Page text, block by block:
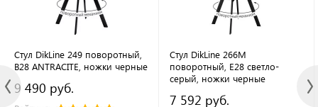
Стул DikLine 249 поворотный,
B28 ANTRACITE, ножки черные
9 490 руб.
Стул DikLine 266M
поворотный, E28 светло-
серый, ножки черные
7 592 руб.